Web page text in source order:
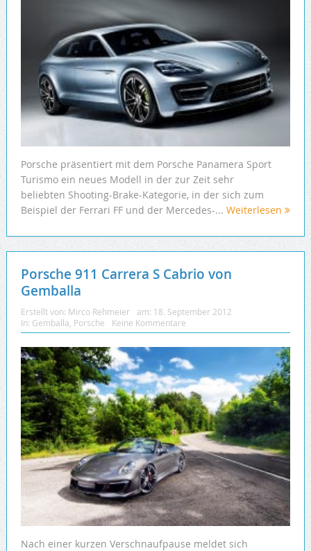
Porsche präsentiert mit dem Porsche Panamera Sport
Turismo ein neues Modell in der zur Zeit sehr
beliebten Shooting-Brake-Kategorie, in der sich zum
Beispiel der Ferrari FF und der Mercedes-... Weiterlesen
Porsche 911 Carrera S Cabrio von
Gemballa
Erstellt von: Mirco Rehmeier am: 18. September 2012
In: Gemballa Porsche Keine Kommentare
Nach einer kurzen Verschnaufpause meldet sich